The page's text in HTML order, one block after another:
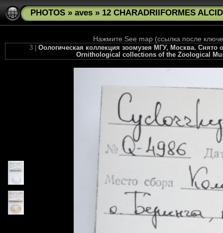
PHOTOS » aves » 12 CHARADRIIFORMES
Нажмите See map (ссылка после
3 | Оологическая коллекция зоомузея МГУ, Москва.
Ornithological collections of the Zoological